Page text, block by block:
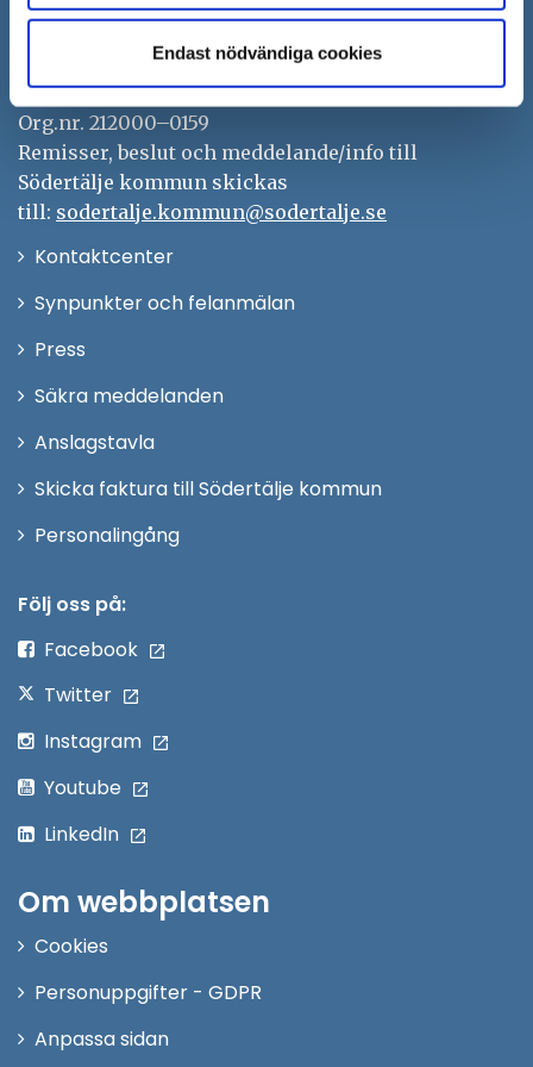
Endast nödvändiga cookies
Tfn: 08–523 010 00
kontaktcenter@sodertalje.se
Org.nr. 212000–0159
Remisser, beslut och meddelande/info till
Södertälje kommun skickas
till: sodertalje.kommun@sodertalje.se
KontaktcenterÖppna
Synpunkter och felanmälan
Press
fönster
Säkra meddelanden
Anslagstavla
Skicka faktura till Södertälje kommun
PersonalingångÖppna
Följ oss på:
Facebook
Twitter
Instagram
Youtube
LinkedIn
Om webbplatsen
Cookies
Personuppgifter - GDPR
Anpassa sidan